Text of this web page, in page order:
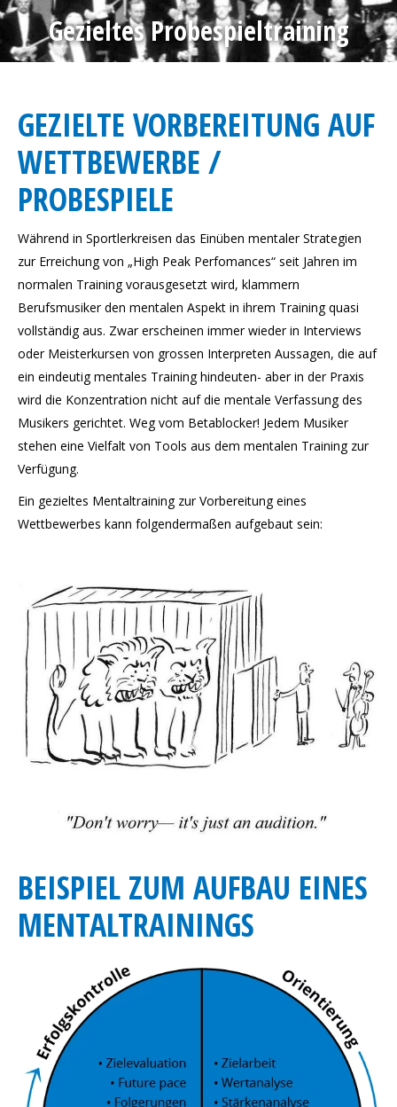
Gezieltes Probespieltraining
GEZIELTE VORBEREITUNG AUF
WETTBEWERBE /
PROBESPIELE
Während in Sportlerkreisen das Einüben mentaler Strategien
zur Erreichung von „High Peak Perfomances“ seit Jahren im
normalen Training vorausgesetzt wird, klammern
Berufsmusiker den mentalen Aspekt in ihrem Training quasi
vollständig aus. Zwar erscheinen immer wieder in Interviews
oder Meisterkursen von grossen Interpreten Aussagen, die auf
ein eindeutig mentales Training hindeuten- aber in der Praxis
wird die Konzentration nicht auf die mentale Verfassung des
Musikers gerichtet. Weg vom Betablocker! Jedem Musiker
stehen eine Vielfalt von Tools aus dem mentalen Training zur
Verfügung.
Ein gezieltes Mentaltraining zur Vorbereitung eines
Wettbewerbes kann folgendermaßen aufgebaut sein:
BEISPIEL ZUM AUFBAU EINES
MENTALTRAININGS